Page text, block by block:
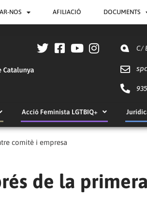
NOS AFILIACIÓ DOCUMENTS
C/
Acció Feminista LGTBIQ+
comitè i empresa
de la